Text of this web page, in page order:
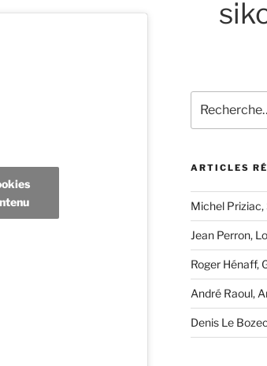
pour
:
ARTICLES
Michel
Jean Perron,
Roger Hénaff,
André Raoul,
Denis Le